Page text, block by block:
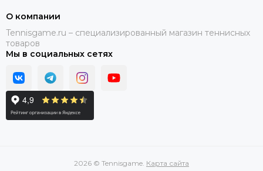
О компании
Tennisgame.ru – специализированный магазин теннисных
товаров
Мы в социальных сетях
2026 © Tennisgame. Карта сайта